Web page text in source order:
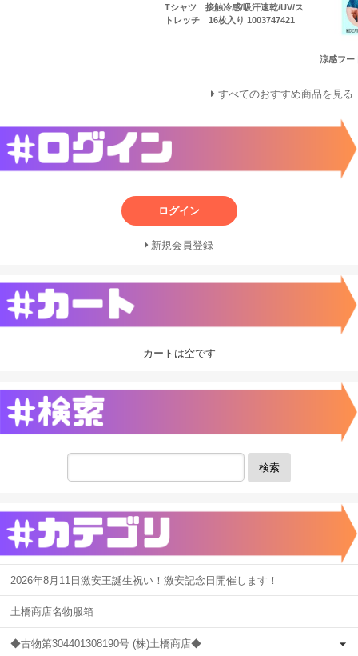
Tシャツ 接触冷感/吸汗速乾/UV/ス
トレッチ 16枚入り 1003747421
涼感フ
すべてのおすすめ商品を見る
ログイン
新規会員登録
カートは空です
検索
2026年8月11日激安王誕生祝い！激安記念日開催します！
土橋商店名物服箱
◆古物第304401308190号 (株)土橋商店◆